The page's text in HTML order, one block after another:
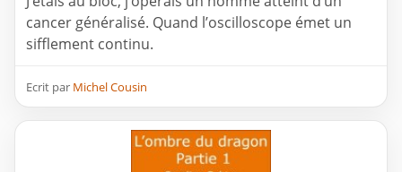
cancer généralisé. Quand l’oscilloscope émet un
sifflement continu.
Ecrit par Michel Cousin